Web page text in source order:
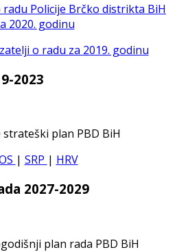
radu Policije Brčko distrikta BiH
2020. godinu
o radu za 2019. godinu
2023
plan PBD BiH
| SRP | HRV
2027-2029
plan rada PBD BiH